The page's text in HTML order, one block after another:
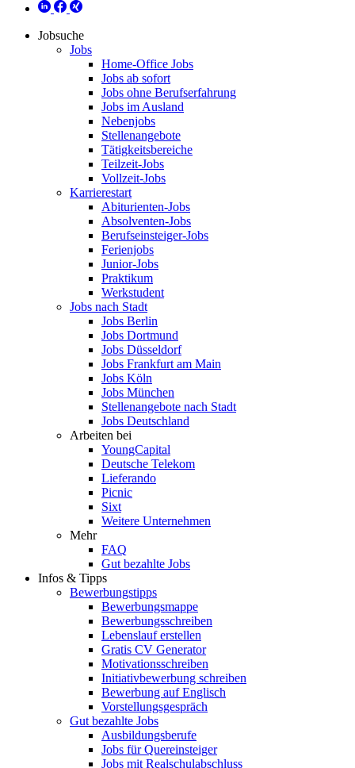
Jobsuche
Jobs
Home-Office Jobs
Jobs ab sofort
Jobs ohne Berufserfahrung
Jobs im Ausland
Nebenjobs
Stellenangebote
Tätigkeitsbereiche
Teilzeit-Jobs
Vollzeit-Jobs
Karrierestart
Abiturienten-Jobs
Absolventen-Jobs
Berufseinsteiger-Jobs
Ferienjobs
Junior-Jobs
Praktikum
Werkstudent
Jobs nach Stadt
Jobs Berlin
Jobs Dortmund
Jobs Düsseldorf
Jobs Frankfurt am Main
Jobs Köln
Jobs München
Stellenangebote nach Stadt
Jobs Deutschland
Arbeiten bei
YoungCapital
Deutsche Telekom
Lieferando
Picnic
Sixt
Weitere Unternehmen
Mehr
FAQ
Gut bezahlte Jobs
Infos & Tipps
Bewerbungstipps
Bewerbungsmappe
Bewerbungsschreiben
Lebenslauf erstellen
Gratis CV Generator
Motivationsschreiben
Initiativbewerbung schreiben
Bewerbung auf Englisch
Vorstellungsgespräch
Gut bezahlte Jobs
Ausbildungsberufe
Jobs für Quereinsteiger
Jobs mit Realschulabschluss